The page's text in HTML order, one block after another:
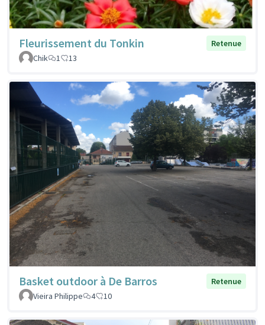
Fleurissement du Tonkin
Retenue
Chik
1 13
Basket outdoor à De Barros
Retenue
Vieira Philippe
4 10